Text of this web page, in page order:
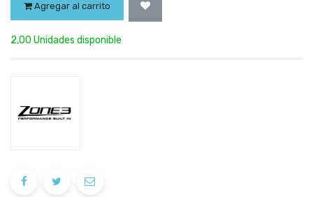
Agregar al carrito
2,00 Unidades disponible